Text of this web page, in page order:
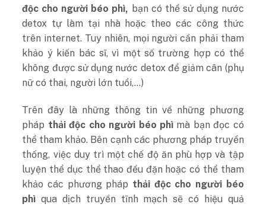
độc cho người béo phì, bạn có thể sử dụng nước
detox tự làm tại nhà hoặc theo các công thức
trên internet. Tuy nhiên, mọi người cần phải tham
khảo ý kiến bác sĩ, vì một số trường hợp có thể
không được sử dụng nước detox để giảm cân (phụ
nữ có thai, người lớn tuổi,…)
Trên đây là những thông tin về những phương
pháp thải độc cho người béo phìmà bạn đọc có
thể tham khảo. Bên cạnh các phương pháp truyền
thống, việc duy trì một chế độ ăn phù hợp và tập
luyện thể dục thể thao đều đặn hoặc có thể tham
khảo các phương pháp thải độc cho người béo
phìqua dịch truyền tĩnh mạch sẽ có hiệu quả